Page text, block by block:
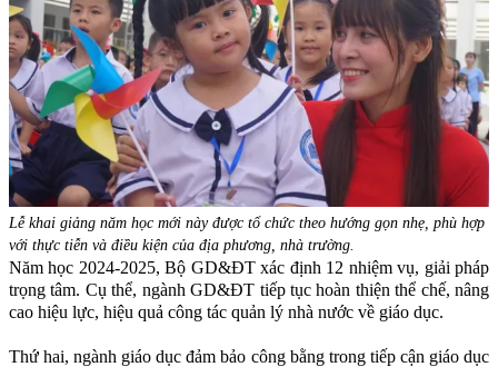
Lễ khai giảng năm học mới này được tổ chức theo hướng gọn nhẹ, phù hợp
với thực tiễn và điều kiện của địa phương, nhà trường.
Năm học 2024-2025, Bộ GD&ĐT xác định 12 nhiệm vụ, giải pháp
trọng tâm. Cụ thể, ngành GD&ĐT tiếp tục hoàn thiện thể chế, nâng
cao hiệu lực, hiệu quả công tác quản lý nhà nước về giáo dục.
Thứ hai, ngành giáo dục đảm bảo công bằng trong tiếp cận giáo dục